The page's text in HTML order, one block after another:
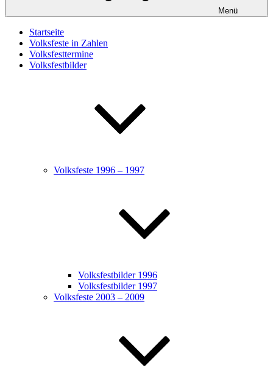
Menü
Startseite
Volksfeste in Zahlen
Volksfesttermine
Volksfestbilder
Volksfeste 1996 – 1997
Volksfestbilder 1996
Volksfestbilder 1997
Volksfeste 2003 – 2009